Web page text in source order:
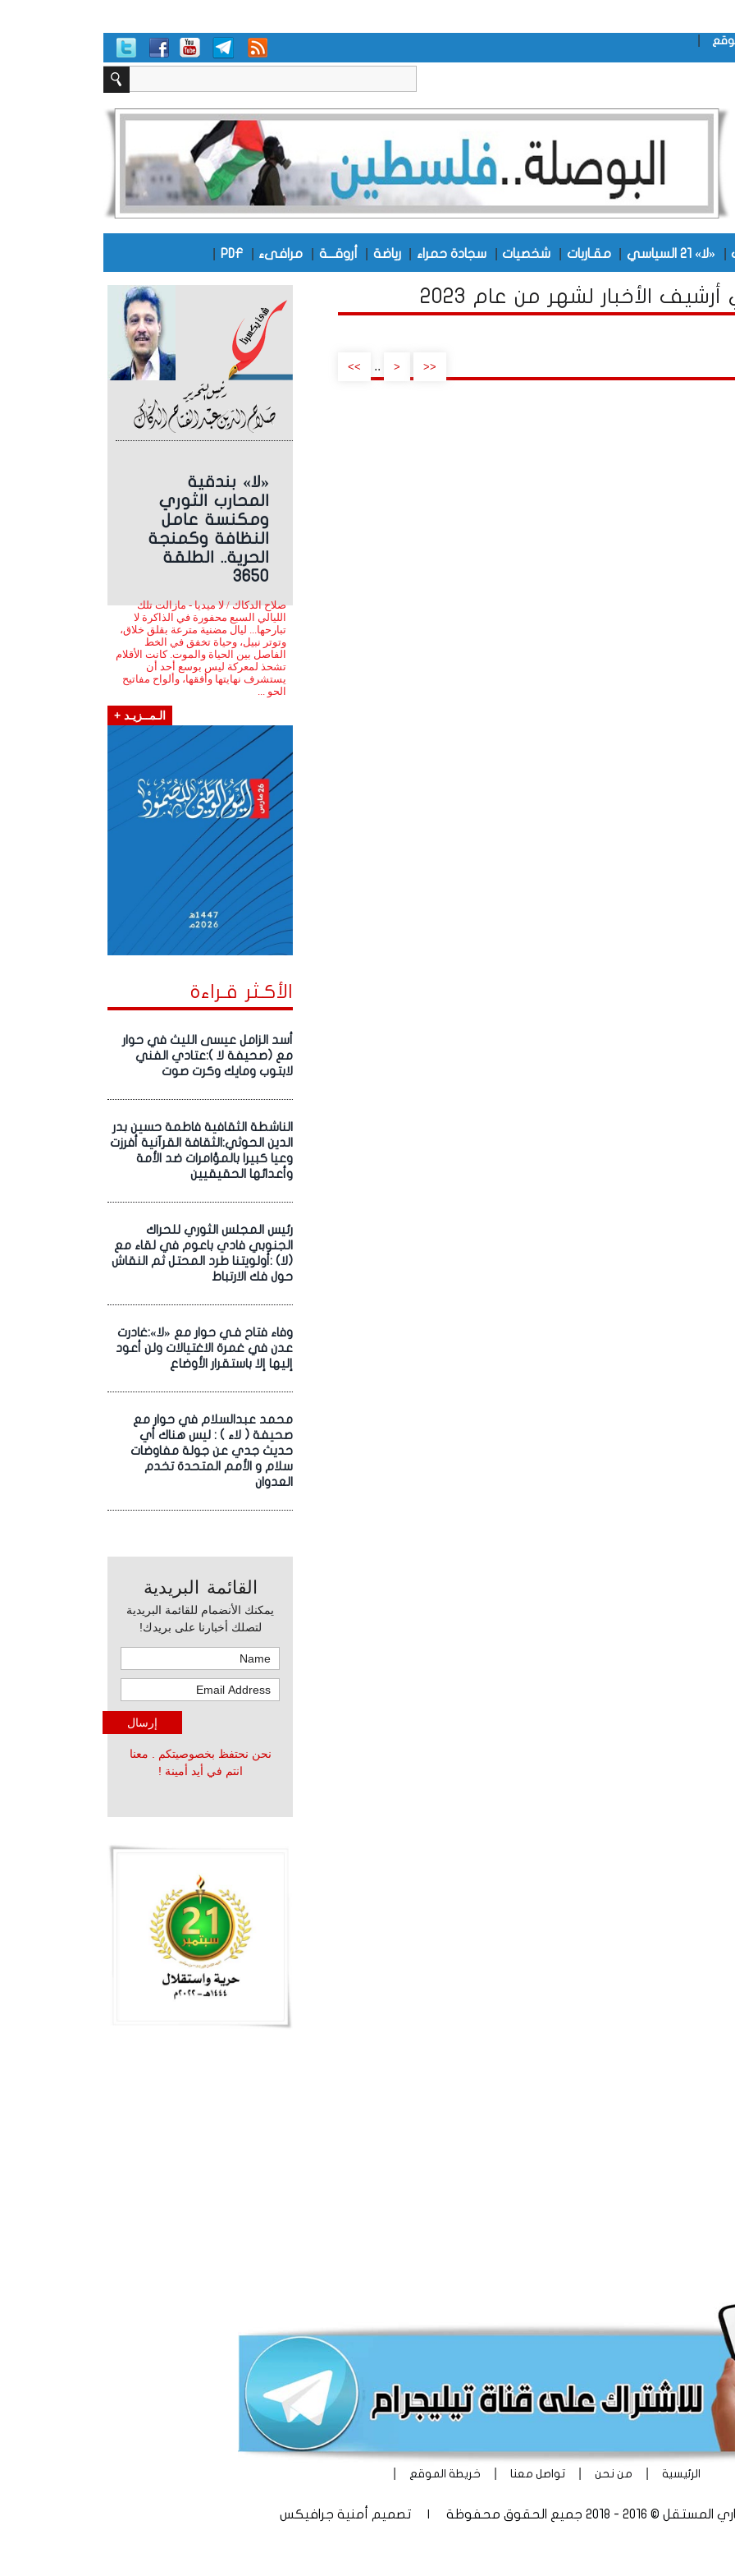
«لا» 21 السياسي مقـاربات شخصيات سجادة حمراء رياضة أروقـــة مرافىء PDF
«لا» بندقية
المحارب الثوري
ومكنسة عامل
النظافة وكمنجة
الحرية.. الطلقة
3650
صلاح الدكاك / لا ميديا - مازالت تلك
الليالي السبع محفورة في الذاكرة لا
تبارحها... ليال مضنية مترعة بقلق خلاق،
وتوتر نبيل، وحياة تخفق في الخط
الفاصل بين الحياة والموت. كانت الأقلام
تشحذ لمعركة ليس بوسع أحد أن
يستشرف نهايتها وأفقها، وألواح مفاتيح
الحو ...
الـمــزيـد +
الأكـثر قـراءة
أسد الزامل عيسى الليث في حوار
مع (صحيفة لا ):عتادي الفني
لابتوب ومايك وكرت صوت
الناشطة الثقافية فاطمة حسين بدر
الدين الحوثي:الثقافة القرآنية أفرزت
وعيا كبيرا بالمؤامرات ضد الأمة
وأعدائها الحقيقيين
رئيس المجلس الثوري للحراك
الجنوبي فادي باعوم في لقاء مع
(لا) :أولويتنا طرد المحتل ثم النقاش
حول فك الارتباط
وفاء فتاح فـي حوار مع «لا»:غادرت
عدن في غمرة الاغتيالات ولن أعود
إليها إلا باستقرار الأوضاع
محمد عبدالسلام في حوار مع
صحيفة ( لاء ) : ليس هناك أي
حديث جدي عن جولة مفاوضات
سلام و الأمم المتحدة تخدم
العدوان
القائمة البريدية
يمكنك الأنضمام للقائمة البريدية
لتصلك أخبارنا على بريدك!
نحن نحتفظ بخصوصيتكم . معنا
انتم في أيد أمينة !
الأخبار لشهر من عام 2023
<<
<
..
>>
الرئيسية من نحن تواصل معنا خريطة الموقع
2018 جميع الحقوق محفوظة | تصميم أمنية جرافيكس